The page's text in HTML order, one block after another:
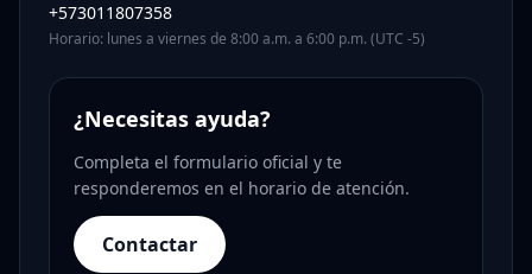
+573011807358
Horario: lunes a viernes de 8:00 a.m. a 6:00 p.m. (UTC -5)
¿Necesitas ayuda?
Completa el formulario oficial y te
responderemos en el horario de atención.
Contactar